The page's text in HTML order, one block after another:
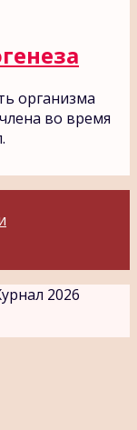
организма
во время
2026